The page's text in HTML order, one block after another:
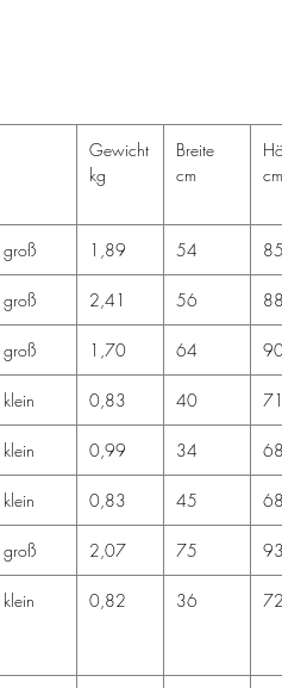
Gewicht
kg
Breite
cm
cm
groß 1,89 54 85
groß 2,41 56 88
groß 1,70 64
klein 0,83 40 71
klein 0,99 34 68
klein 0,83 45 68
groß 2,07 75 93
klein 0,82 36 72